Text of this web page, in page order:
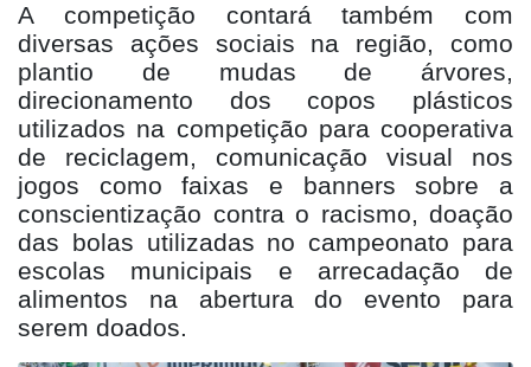
A competição contará também com
diversas ações sociais na região, como
plantio de mudas de árvores,
direcionamento dos copos plásticos
utilizados na competição para cooperativa
de reciclagem, comunicação visual nos
jogos como faixas e banners sobre a
conscientização contra o racismo, doação
das bolas utilizadas no campeonato para
escolas municipais e arrecadação de
alimentos na abertura do evento para
serem doados.